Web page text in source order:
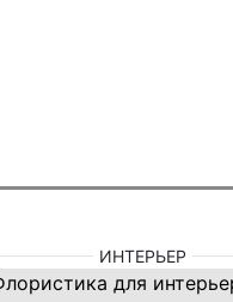
ИНТЕРЬЕР